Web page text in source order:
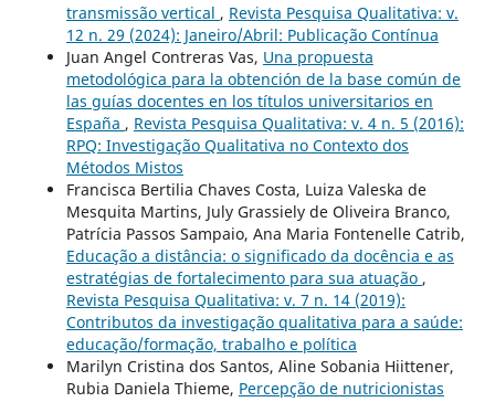
transmissão vertical , Revista Pesquisa Qualitativa: v.
12 n. 29 (2024): Janeiro/Abril: Publicação Contínua
Juan Angel Contreras Vas, Una propuesta
metodológica para la obtención de la base común de
las guías docentes en los títulos universitarios en
España , Revista Pesquisa Qualitativa: v. 4 n. 5 (2016):
RPQ: Investigação Qualitativa no Contexto dos
Métodos Mistos
Francisca Bertilia Chaves Costa, Luiza Valeska de
Mesquita Martins, July Grassiely de Oliveira Branco,
Patrícia Passos Sampaio, Ana Maria Fontenelle Catrib,
Educação a distância: o significado da docência e as
estratégias de fortalecimento para sua atuação ,
Revista Pesquisa Qualitativa: v. 7 n. 14 (2019):
Contributos da investigação qualitativa para a saúde:
educação/formação, trabalho e política
Marilyn Cristina dos Santos, Aline Sobania Hiittener,
Rubia Daniela Thieme, Percepção de nutricionistas